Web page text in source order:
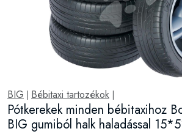
BIG Bébitaxi tartozékok
Pótkerekek minden bébitaxihoz
BIG gumiból halk haladással